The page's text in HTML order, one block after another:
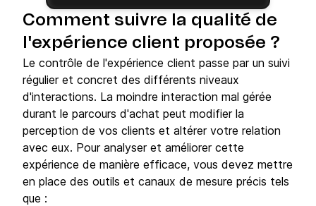
Comment suivre la qualité de
l'expérience client proposée ?
Le contrôle de l'expérience client passe par un suivi
régulier et concret des différents niveaux
d'interactions. La moindre interaction mal gérée
durant le parcours d'achat peut modifier la
perception de vos clients et altérer votre relation
avec eux. Pour analyser et améliorer cette
expérience de manière efficace, vous devez mettre
en place des outils et canaux de mesure précis tels
que :